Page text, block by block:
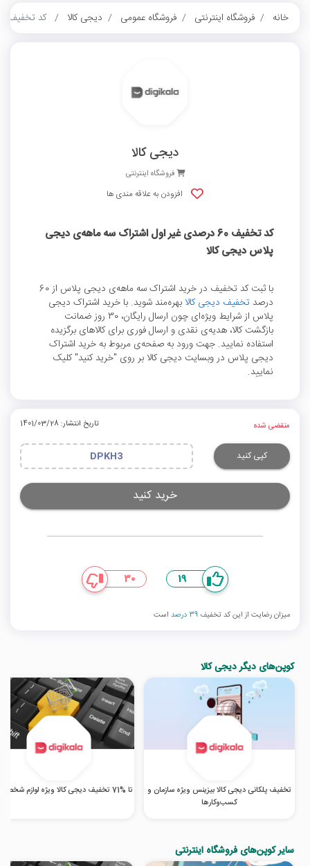
خانه فروشگاه اینترنتی فروشگاه عمومی دیجی کالا کد تخفیف 60 درصدی غیر اول اشتراک سه ماهه‌ی دیجی پلاس دیجی کالا
دیجی کالا
فروشگاه اینترنتی
افزودن به علاقه مندی ها
کد تخفیف 60 درصدی غیر اول اشتراک سه ماهه‌ی دیجی
پلاس دیجی کالا
با ثبت کد تخفیف در خرید اشتراک سه ماهه‌ی دیجی پلاس از 60
درصد تخفیف دیجی کالا بهره‌مند شوید. با خرید اشتراک دیجی
پلاس از شرایط ویژه‌ای چون ارسال رایگان، 30 روز ضمانت
بازگشت کالا، هدیه‌ی نقدی و ارسال فوری برای کالاهای برگزیده
استفاده نمایید. جهت ورود به صفحه‌ی مربوط به خرید اشتراک
دیجی پلاس در وبسایت دیجی کالا بر روی "خرید کنید" کلیک
نمایید.
منقضی شده تاریخ انتشار: 1401/03/28
کپی کنید DPKH3
خرید کنید
19
30
میزان رضایت از این کد تخفیف 39 درصد است
کوپن‌های دیگر دیجی کالا
تخفیف پلکانی دیجی کالا بیزینس ویژه سازمان و
کسب‌‌وکارها
تا %71 تخفیف دیجی کالا ویژه لوازم شخصی برقی
سایر کوپن‌های فروشگاه اینترنتی